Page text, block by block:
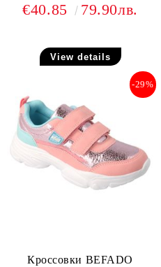
€40.85 79.90лв.
View details
Кроссовки BEFADO
-29%